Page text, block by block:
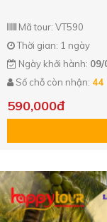
Mã tour: VT590
Thời gian: 1 ngày
Ngày khởi hành: 09/
Số chỗ còn nhận: 44
590,000đ